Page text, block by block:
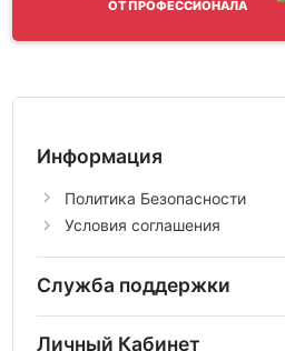
ОТ ПРОФЕССИОНАЛА
Информация
Политика Безопасности
Условия соглашения
Служба поддержки
Личный Кабинет